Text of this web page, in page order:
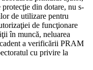
din dotare, nu s-
de utilizare pentru
de funcţionare
în muncă, neluarea
a verificării PRAM
cu privire la